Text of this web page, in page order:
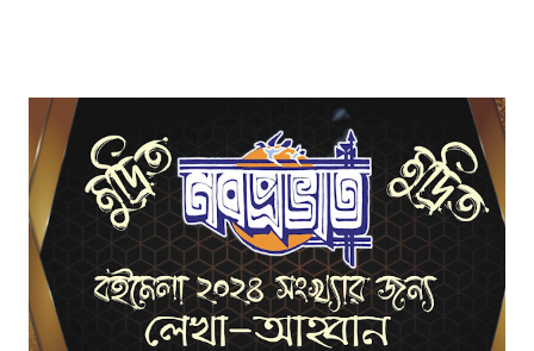
নম্বর। (ছবি দেওয়ার দরকার নেই।) ১) মেলের সাবজেক্ট লাইনে লিখবেন 'মুদ্রিত নবপ্রভাত
বইমেলা সংখ্যা ২০২৬-এর জন্য'। ২) বানানের দিকে বিশেষ নজর দেবেন। ৩) যতিচিহ্নের
আগে স্পেস না দিয়ে পরে দেবেন। ৪) বিশেষ কোন চিহ্ন (যেমন @ # ...